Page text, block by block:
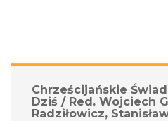
Chrześcijańskie
Dziś / Red. Wojciech
Radziłowicz,